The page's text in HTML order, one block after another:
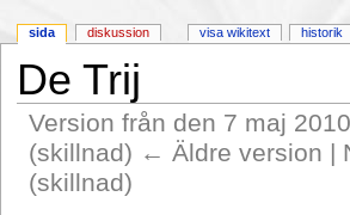
De Trij
Version från den 7 maj
(skillnad) ← Äldre version |
(skillnad)
sida diskussion visa wikitext historik